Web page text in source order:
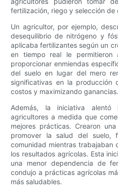
fertilización, riego y selección de
Un agricultor, por ejemplo,
desequilibrio de nitrógeno y
aplicaba fertilizantes según un
en tiempo real le permitieron
proporcionar enmiendas
del suelo en lugar del mero
significativas en la producción
costos y maximizando ganancias.
Además, la iniciativa
agricultores a medida que
mejores prácticas. Crearon
promover la salud del suelo,
comunidad mientras trabajaban
los resultados agrícolas. Esta
una menor dependencia de
condujo a prácticas agrícolas
más saludables.